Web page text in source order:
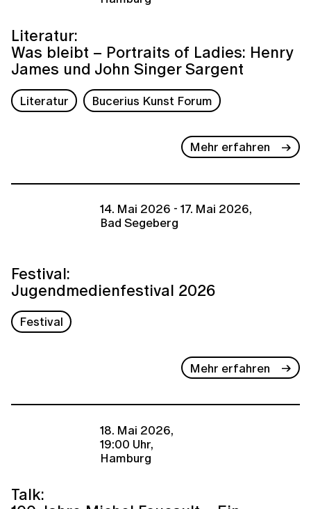
Literatur:
Was bleibt – Portraits of Ladies: Henry
James und John Singer Sargent
Literatur Bucerius Kunst Forum
Mehr erfahren
14. Mai 2026 - 17. Mai 2026,
Bad Segeberg
Festival:
Jugendmedienfestival 2026
Festival
Mehr erfahren
18. Mai 2026,
19:00 Uhr,
Hamburg
Talk: